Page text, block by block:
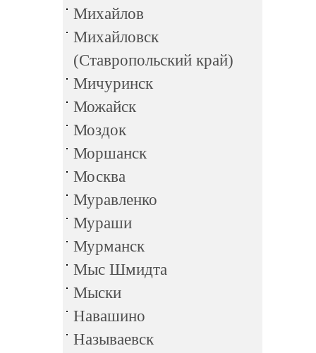
Михайлов
Михайловск
(Ставропольский край)
Мичуринск
Можайск
Моздок
Моршанск
Москва
Муравленко
Мураши
Мурманск
Мыс Шмидта
Мыски
Навашино
Называевск